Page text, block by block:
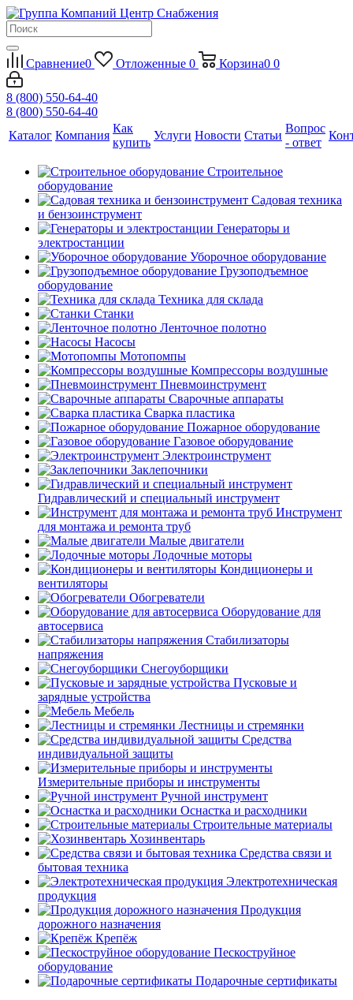
Сравнение0 Отложенные 0 Корзина0 0
8 (800) 550-64-40
8 (800) 550-64-40
Каталог Компания
Как
купить
Услуги Новости Статьи
Вопрос
- ответ
Строительное
оборудование
Садовая техника
и бензоинструмент
Генераторы и
электростанции
Уборочное оборудование
Грузоподъемное
оборудование
Техника для склада
Станки
Ленточное полотно
Насосы
Мотопомпы
Компрессоры воздушные
Пневмоинструмент
Сварочные аппараты
Сварка пластика
Пожарное оборудование
Газовое оборудование
Электроинструмент
Заклепочники
Гидравлический и специальный инструмент
Инструмент
для монтажа и ремонта труб
Малые двигатели
Лодочные моторы
Кондиционеры и
вентиляторы
Обогреватели
Оборудование для
автосервиса
Стабилизаторы
напряжения
Снегоуборщики
Пусковые и
зарядные устройства
Мебель
Лестницы и стремянки
Средства
индивидуальной защиты
Измерительные приборы и инструменты
Ручной инструмент
Оснастка и расходники
Строительные материалы
Хозинвентарь
Средства связи и
бытовая техника
Электротехническая
продукция
Продукция
дорожного назначения
Крепёж
Пескоструйное
оборудование
Подарочные сертификаты